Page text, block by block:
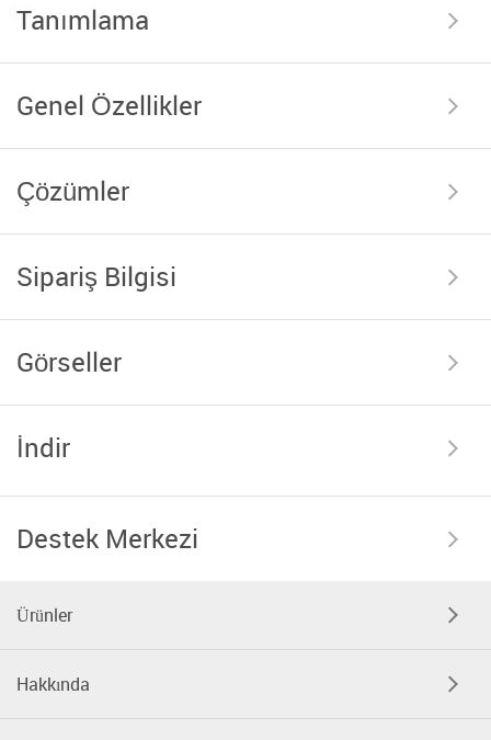
Tanımlama
Genel Özellikler
Çözümler
Sipariş Bilgisi
Görseller
İndir
Destek Merkezi
Ürünler
Hakkında